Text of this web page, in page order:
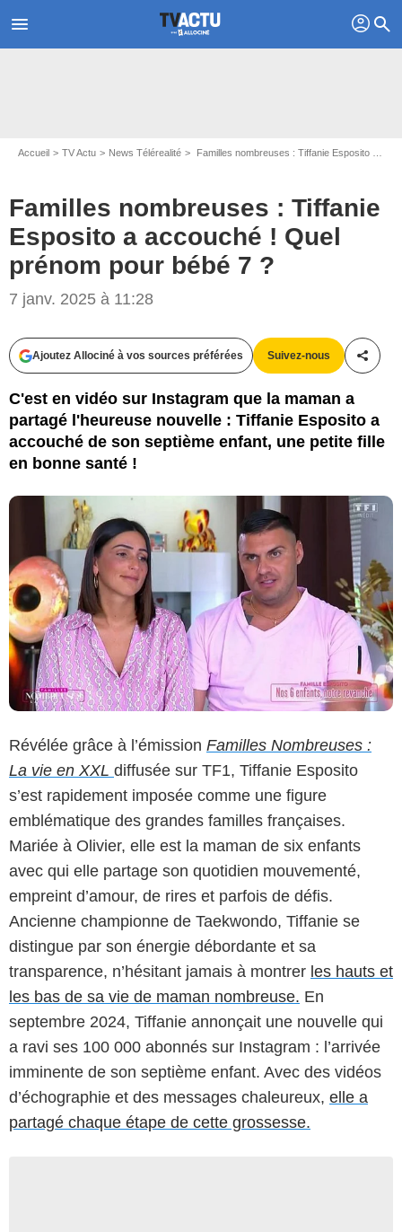
menu profil search
Accueil TV Actu News Télérealité Familles nombreuses : Tiffanie Esposito a accouché ! Quel prénom pour bébé 7 ?
Familles nombreuses : Tiffanie
Esposito a accouché ! Quel
prénom pour bébé 7 ?
7 janv. 2025 à 11:28
Ajoutez Allociné à vos sources préférées Suivez-nous
C'est en vidéo sur Instagram que la maman a
partagé l'heureuse nouvelle : Tiffanie Esposito a
accouché de son septième enfant, une petite fille
en bonne santé !
Révélée grâce à l’émission Familles Nombreuses :
La vie en XXL diffusée sur TF1, Tiffanie Esposito
s’est rapidement imposée comme une figure
emblématique des grandes familles françaises.
Mariée à Olivier, elle est la maman de six enfants
avec qui elle partage son quotidien mouvementé,
empreint d’amour, de rires et parfois de défis.
Ancienne championne de Taekwondo, Tiffanie se
distingue par son énergie débordante et sa
transparence, n’hésitant jamais à montrer les hauts et
les bas de sa vie de maman nombreuse. En
septembre 2024, Tiffanie annonçait une nouvelle qui
a ravi ses 100 000 abonnés sur Instagram : l’arrivée
imminente de son septième enfant. Avec des vidéos
d’échographie et des messages chaleureux, elle a
partagé chaque étape de cette grossesse.